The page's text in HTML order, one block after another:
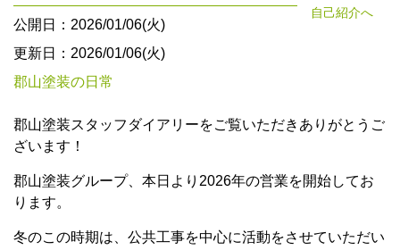
自己紹介へ
公開日：2026/01/06(火)
更新日：2026/01/06(火)
郡山塗装の日常
郡山塗装スタッフダイアリーをご覧いただきありがとうご
ざいます！
郡山塗装グループ、本日より2026年の営業を開始してお
ります。
冬のこの時期は、公共工事を中心に活動をさせていただい